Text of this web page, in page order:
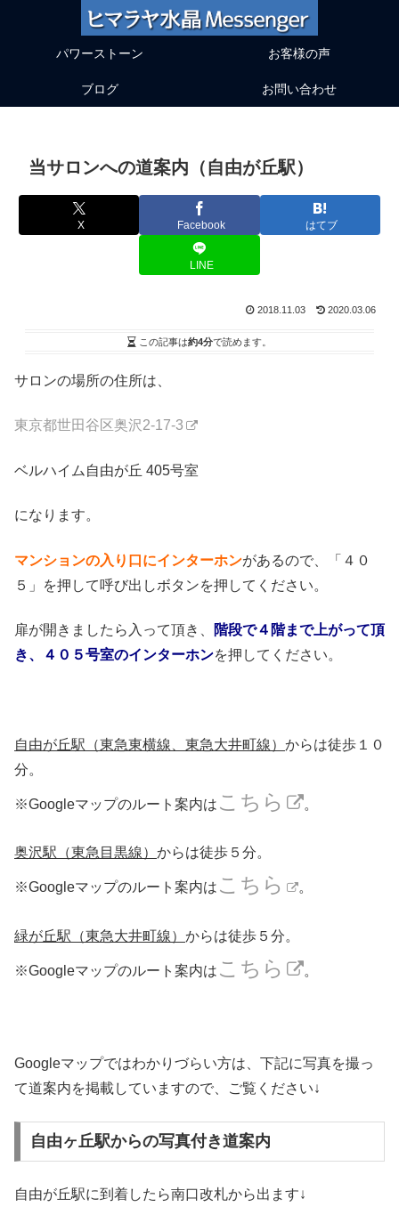
パワーストーン お客様の声
ブログ お問い合わせ
当サロンへの道案内（自由が丘駅）
X Facebook はてブ
LINE
2018.11.03 2020.03.06
この記事は約4分で読めます。
サロンの場所の住所は、
東京都世田谷区奥沢2-17-3
ベルハイム自由が丘 405号室
になります。
マンションの入り口にインターホンがあるので、「４０
５」を押して呼び出しボタンを押してください。
扉が開きましたら入って頂き、
階段で４階まで上がって頂
き、４０５号室のインターホンを押してください。
自由が丘駅（東急東横線、東急大井町線） からは徒歩１０
分。
※Googleマップのルート案内は こちら 。
奥沢駅（東急目黒線） からは徒歩５分。
※Googleマップのルート案内は こちら 。
緑が丘駅（東急大井町線） からは徒歩５分。
※Googleマップのルート案内は こちら 。
Googleマップではわかりづらい方は、下記に写真を撮っ
て道案内を掲載していますので、ご覧ください↓
自由ヶ丘駅からの写真付き道案内
自由が丘駅に到着したら南口改札から出ます↓